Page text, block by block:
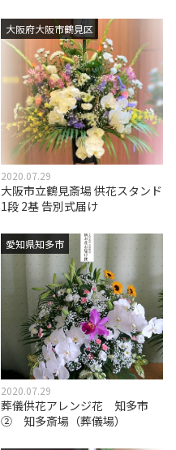
大阪府大阪市鶴見区
2020.07.29
大阪市立鶴見斎場 供花スタンド
1段 2基 告別式届け
愛知県知多市
2020.07.29
葬儀供花アレンジ花 知多市
② 知多斎場（葬儀場）